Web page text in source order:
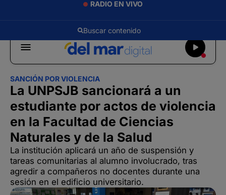
RADIO EN VIVO
SANCIÓN POR VIOLENCIA
La UNPSJB sancionará a un
estudiante por actos de violencia
en la Facultad de Ciencias
Naturales y de la Salud
La institución aplicará un año de suspensión y
tareas comunitarias al alumno involucrado, tras
agredir a compañeros no docentes durante una
sesión en el edificio universitario.